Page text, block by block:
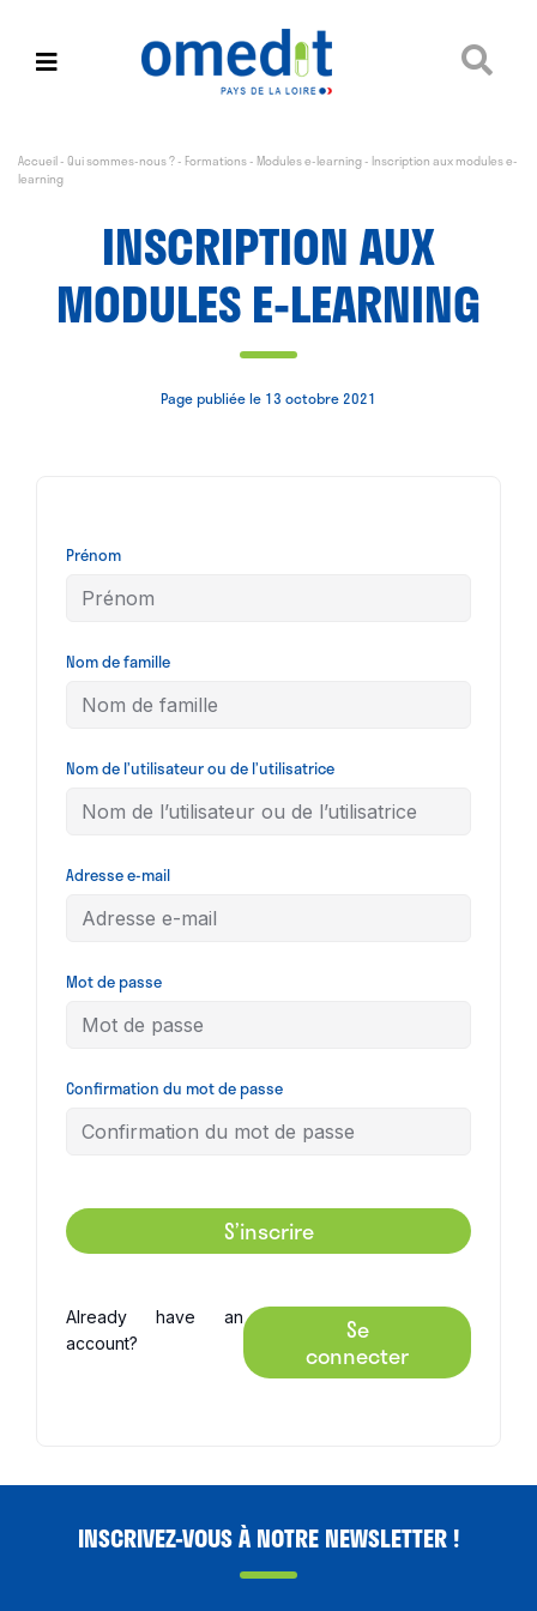
Accueil-Qui sommes-nous ?- Formations- Modules e-learning- Inscription aux modules e-
learning
INSCRIPTION AUX
MODULES E-LEARNING
Page publiée le 13 octobre 2021
Prénom
Nom de famille
Nom de l’utilisateur ou de l’utilisatrice
Adresse e-mail
Mot de passe
Confirmation du mot de passe
S’inscrire
Already have an
account?
Se
connecter
INSCRIVEZ-VOUS À NOTRE NEWSLETTER !